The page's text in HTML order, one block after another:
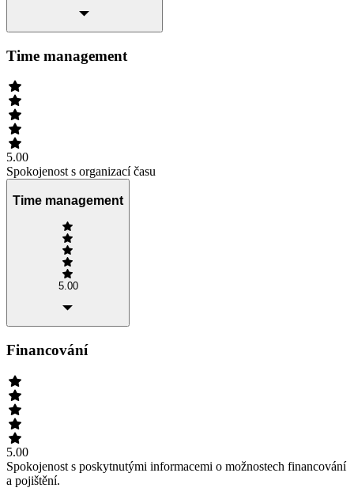
Time management
5.00
Spokojenost s organizací času
Time management
5.00
Financování
5.00
Spokojenost s poskytnutými informacemi o možnostech financování
a pojištění.